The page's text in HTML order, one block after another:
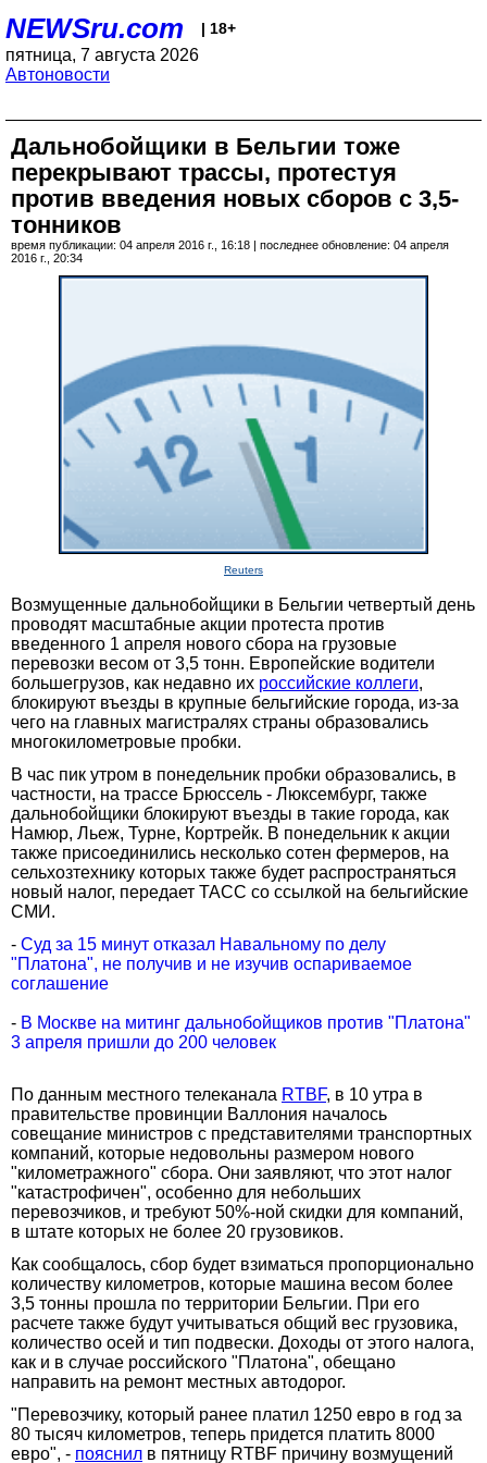
NEWSru.com | 18+
пятница, 7 августа 2026
Автоновости
Дальнобойщики в Бельгии тоже
перекрывают трассы, протестуя
против введения новых сборов с 3,5-
тонников
время публикации: 04 апреля 2016 г., 16:18 | последнее обновление: 04 апреля
2016 г., 20:34
Reuters
Возмущенные дальнобойщики в Бельгии четвертый день
проводят масштабные акции протеста против
введенного 1 апреля нового сбора на грузовые
перевозки весом от 3,5 тонн. Европейские водители
большегрузов, как недавно их российские коллеги,
блокируют въезды в крупные бельгийские города, из-за
чего на главных магистралях страны образовались
многокилометровые пробки.
В час пик утром в понедельник пробки образовались, в
частности, на трассе Брюссель - Люксембург, также
дальнобойщики блокируют въезды в такие города, как
Намюр, Льеж, Турне, Кортрейк. В понедельник к акции
также присоединились несколько сотен фермеров, на
сельхозтехнику которых также будет распространяться
новый налог, передает ТАСС со ссылкой на бельгийские
СМИ.
- Суд за 15 минут отказал Навальному по делу
"Платона", не получив и не изучив оспариваемое
соглашение
- В Москве на митинг дальнобойщиков против "Платона"
3 апреля пришли до 200 человек
По данным местного телеканала RTBF, в 10 утра в
правительстве провинции Валлония началось
совещание министров с представителями транспортных
компаний, которые недовольны размером нового
"километражного" сбора. Они заявляют, что этот налог
"катастрофичен", особенно для небольших
перевозчиков, и требуют 50%-ной скидки для компаний,
в штате которых не более 20 грузовиков.
Как сообщалось, сбор будет взиматься пропорционально
количеству километров, которые машина весом более
3,5 тонны прошла по территории Бельгии. При его
расчете также будут учитываться общий вес грузовика,
количество осей и тип подвески. Доходы от этого налога,
как и в случае российского "Платона", обещано
направить на ремонт местных автодорог.
"Перевозчику, который ранее платил 1250 евро в год за
80 тысяч километров, теперь придется платить 8000
евро", - пояснил в пятницу RTBF причину возмущений